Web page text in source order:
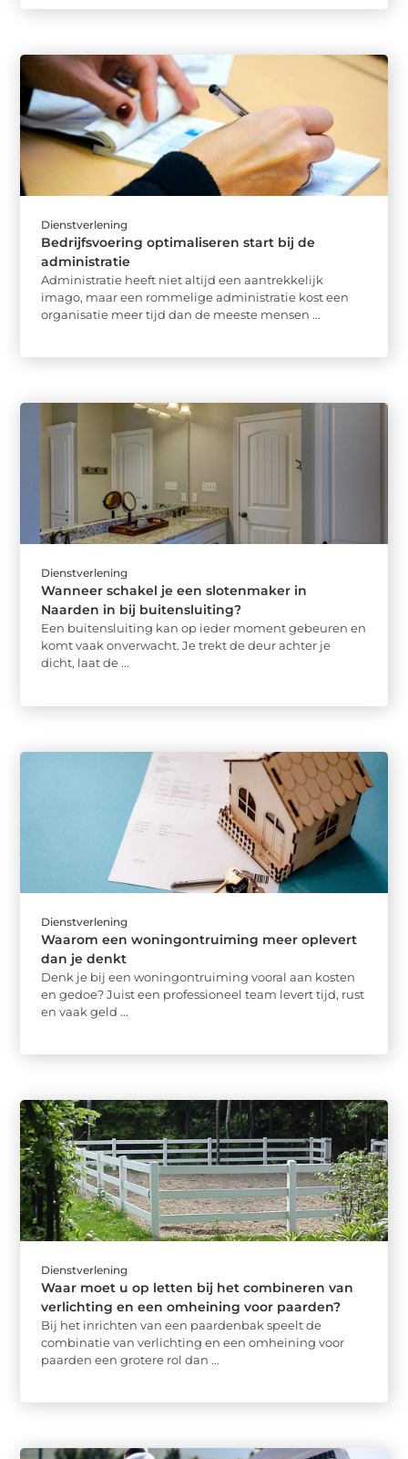
Dienstverlening
Bedrijfsvoering optimaliseren start bij de
administratie
Administratie heeft niet altijd een aantrekkelijk
imago, maar een rommelige administratie kost een
organisatie meer tijd dan de meeste mensen ...
Dienstverlening
Wanneer schakel je een slotenmaker in
Naarden in bij buitensluiting?
Een buitensluiting kan op ieder moment gebeuren en
komt vaak onverwacht. Je trekt de deur achter je
dicht, laat de ...
Dienstverlening
Waarom een woningontruiming meer oplevert
dan je denkt
Denk je bij een woningontruiming vooral aan kosten
en gedoe? Juist een professioneel team levert tijd, rust
en vaak geld ...
Dienstverlening
Waar moet u op letten bij het combineren van
verlichting en een omheining voor paarden?
Bij het inrichten van een paardenbak speelt de
combinatie van verlichting en een omheining voor
paarden een grotere rol dan ...